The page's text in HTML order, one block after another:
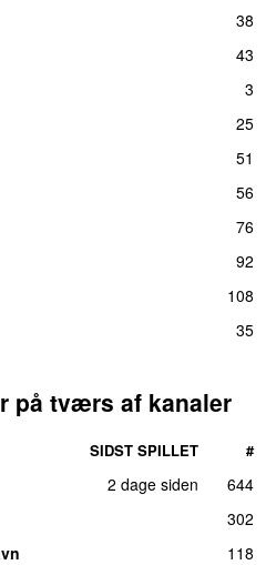
38
43
3
25
51
56
76
92
108
35
på tværs af kanaler
SIDST SPILLET #
2 dage siden
644
302
118